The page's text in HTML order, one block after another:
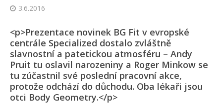
3.6.2016
<p>Prezentace novinek BG Fit v evropské
centrále Specialized dostalo zvláštně
slavnostní a patetickou atmosféru – Andy
Pruit tu oslavil narozeniny a Roger Minkow se
tu zúčastnil své poslední pracovní akce,
protože odchází do důchodu. Oba lékaři jsou
otci Body Geometry.</p>